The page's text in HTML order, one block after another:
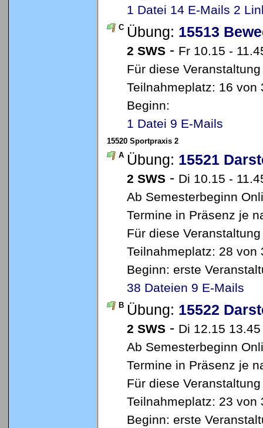
1 Datei 14 E-Mails 2
C Übung: 15513
2 SWS - Fr 10.15 -
Für diese
Teilnahmeplatz: 16 von
Beginn:
1 Datei 9 E-Mails
15520 Sportpraxis 2
A Übung: 15521
2 SWS - Di 10.15 -
Ab Semesterbeginn
Termine in Präsenz je
Für diese
Teilnahmeplatz: 28 von
Beginn: erste
38 Dateien 9 E-Mails
B Übung: 15522
2 SWS - Di 12.15
Ab Semesterbeginn
Termine in Präsenz je
Für diese
Teilnahmeplatz: 23 von
Beginn: erste